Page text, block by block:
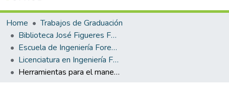
Home
Trabajos de Graduación
Biblioteca José Figueres Ferrer
Escuela de Ingeniería Forestal
Licenciatura en Ingeniería Forestal
Herramientas para el manejo e interpretación ambiental del Complejo Educativo Ambiental Naciente Arriaz (CEANA), Quircot, Cartago, Costa Rica